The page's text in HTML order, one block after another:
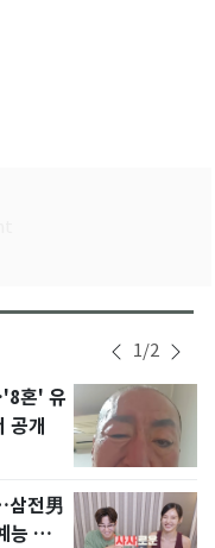
1/2
혼' 유
공개
삼전男
능 화